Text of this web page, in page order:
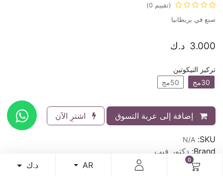
0
AR د.ك
(تقييم 0)
صنع في بريطانيا
3.000 د.ك
تركيز النيكوتين
30مج
50مج
إضافة إلى عربة التسوق اشترِ الآن
SKU:
N/A
Brand: دكتور فيب